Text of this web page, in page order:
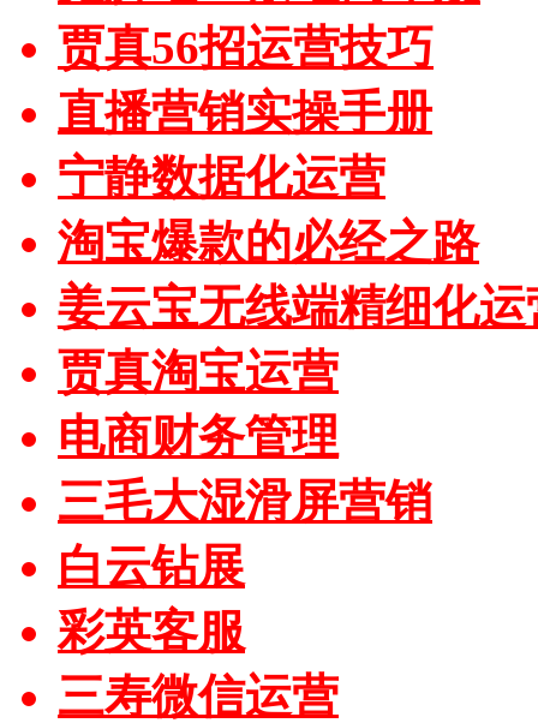
贾真56招运营技巧
直播营销实操手册
宁静数据化运营
淘宝爆款的必经之路
姜云宝无线端精细化运
贾真淘宝运营
电商财务管理
三毛大湿滑屏营销
白云钻展
彩英客服
三寿微信运营